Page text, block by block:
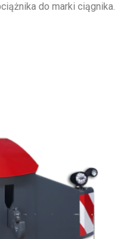
do marki ciągnika.